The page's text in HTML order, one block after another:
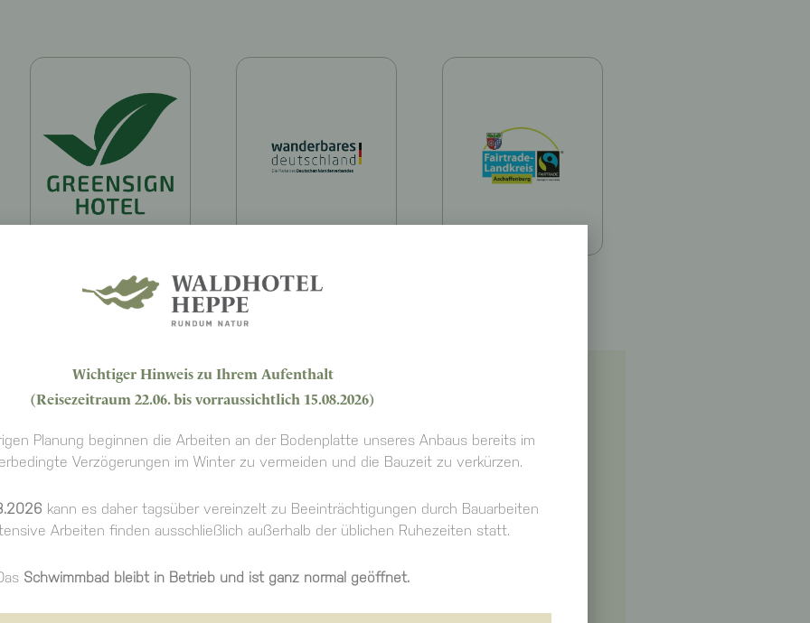
für Ihre Spessartreise zu buchen
Wichtiger Hinweis zu Ihrem Aufenthalt
(Reisezeitraum 22.06. bis vorraussichtlich 15.08.2026)
Planung beginnen die Arbeiten an der Bodenplatte unseres Anbaus bereits im
Verzögerungen im Winter zu vermeiden und die Bauzeit zu verkürzen.
kann es daher tagsüber vereinzelt zu Beeinträchtigungen durch Bauarbeiten
Arbeiten finden ausschließlich außerhalb der üblichen Ruhezeiten statt.
Schwimmbad bleibt in Betrieb und ist ganz normal geöffnet.